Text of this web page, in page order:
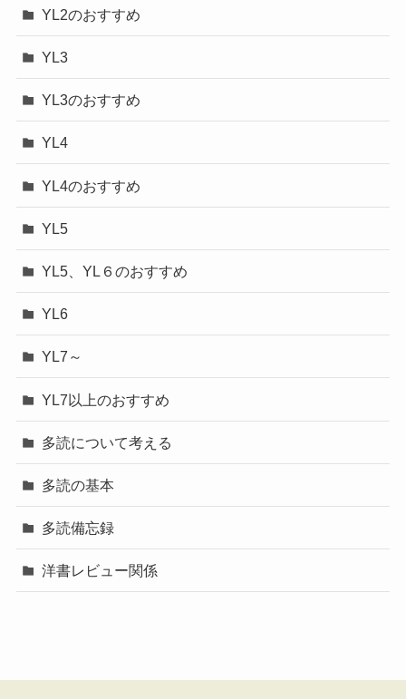
YL2のおすすめ
YL3
YL3のおすすめ
YL4
YL4のおすすめ
YL5
YL5、YL６のおすすめ
YL6
YL7～
YL7以上のおすすめ
多読について考える
多読の基本
多読備忘録
洋書レビュー関係